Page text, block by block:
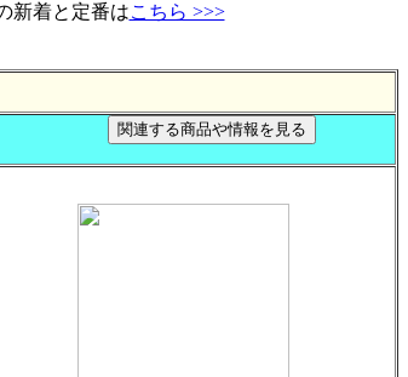
新着と定番はこちら >>>